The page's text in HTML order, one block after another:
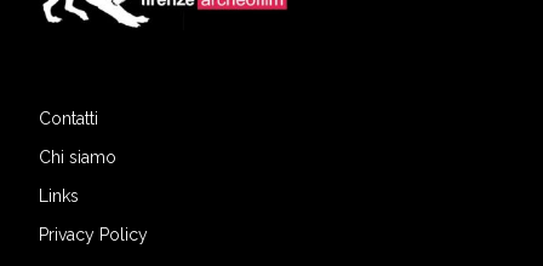
Contatti
Chi siamo
Links
Privacy Policy